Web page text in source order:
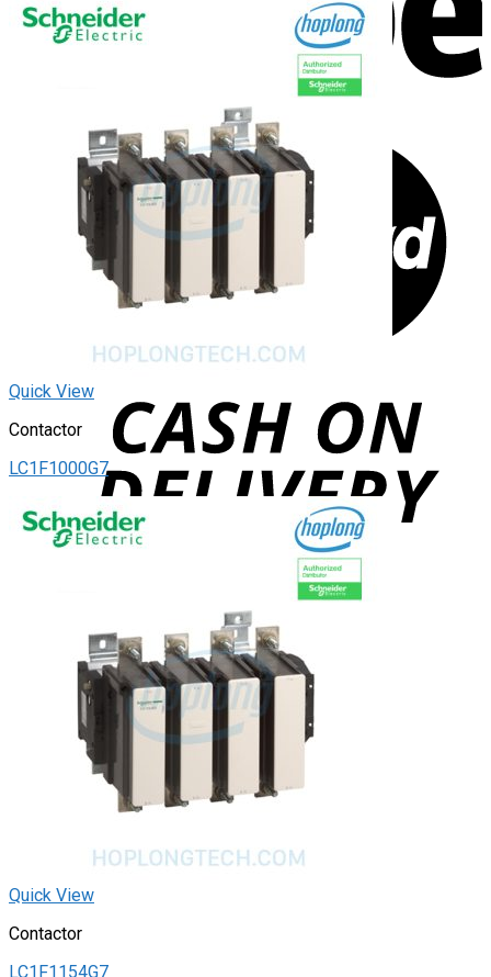
Quick View
Contactor
LC1F1000G7
Quick View
Contactor
LC1F1154G7